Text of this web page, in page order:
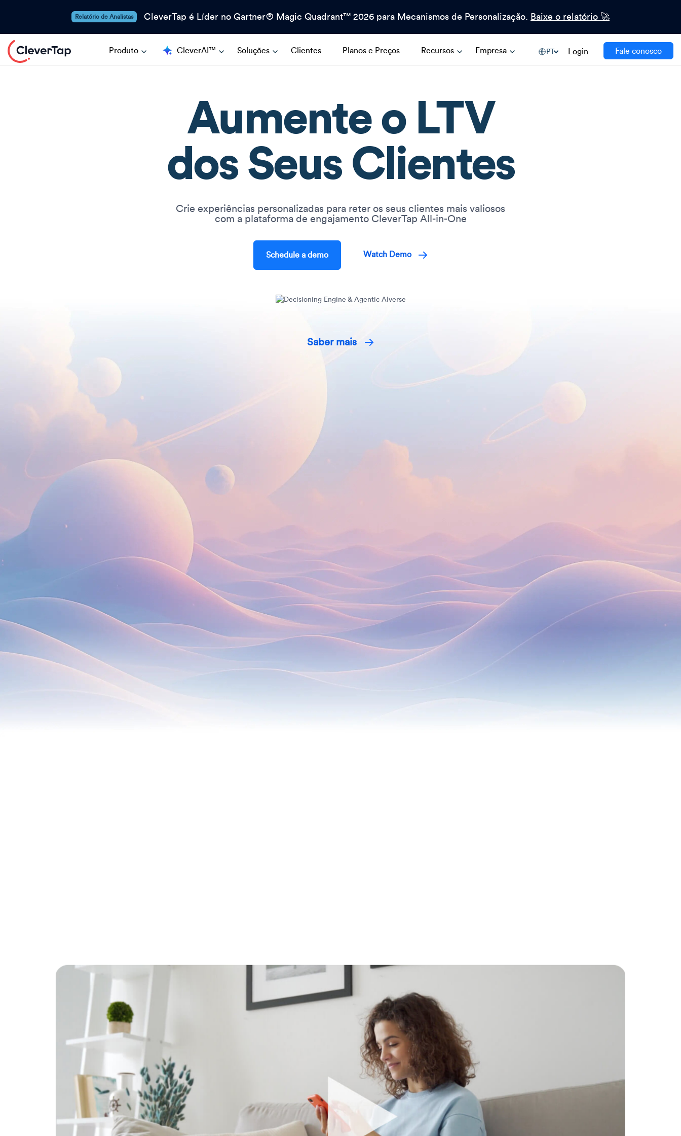
Relatório de Analistas CleverTap é Líder no Gartner® Magic Quadrant™ 2026 para Mecanismos de Personalização. Baixe o relatório 🚀
Produto CleverAI™ Soluções Clientes Planos e Preços Recursos Empresa PT Login Fale conosco
Aumente o LTV
dos Seus Clientes
Crie experiências personalizadas para reter os seus clientes mais valiosos
com a plataforma de engajamento CleverTap All-in-One
Schedule a demo Watch Demo
Saber mais